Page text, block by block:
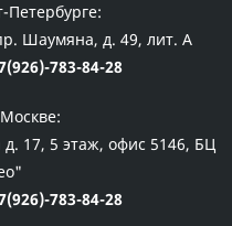
Петербурге:
Шаумяна, д. 49, лит. А
783-84-28
д. 17, 5 этаж, офис 5146, БЦ
783-84-28